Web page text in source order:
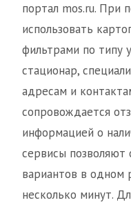
портал mos.ru. При
использовать
фильтрами по типу
стационар,
адресам и
сопровождается
информацией о
сервисы позволяют
вариантов в одном
несколько минут.